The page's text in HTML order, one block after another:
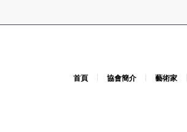
首頁 協會簡介 藝術家